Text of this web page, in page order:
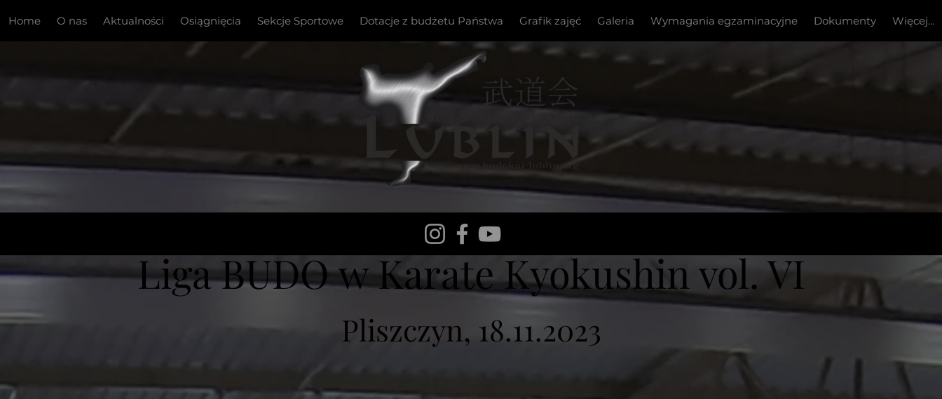
Home O nas Aktualności Osiągnięcia Sekcje Sportowe Dotacje z budżetu Państwa Grafik zajęć Galeria Wymagania egzaminacyjne Dokumenty Więcej...
Liga BUDO w Karate Kyokushin vol. VI
Pliszczyn, 18.11.2023